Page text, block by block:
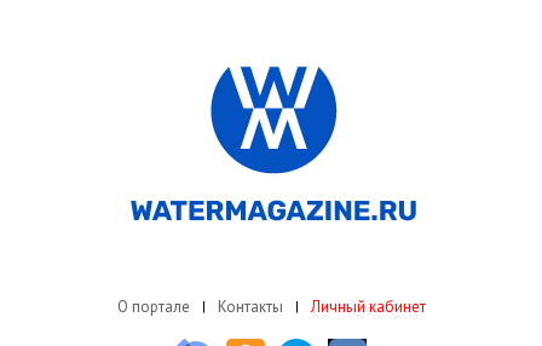
О портале Контакты Личный кабинет